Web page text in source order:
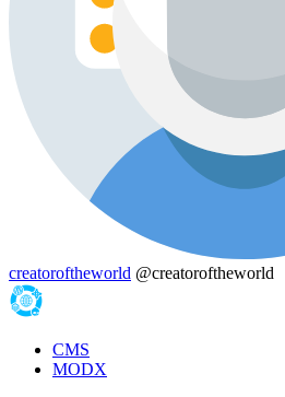
creatoroftheworld @creatoroftheworld
CMS
MODX